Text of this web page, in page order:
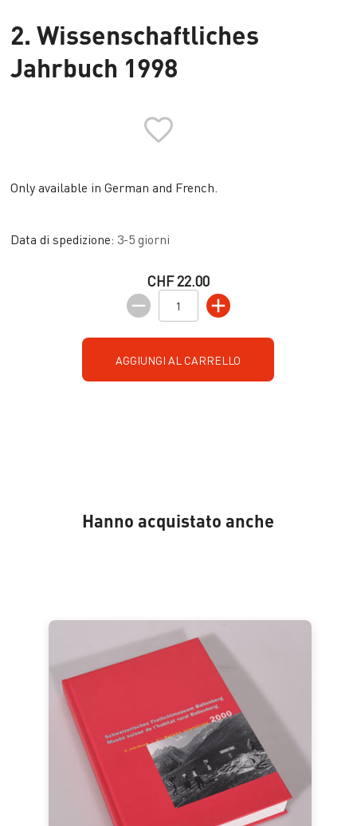
2. Wissenschaftliches
Jahrbuch 1998
Only available in German and French.
Data di spedizione: 3-5 giorni
CHF 22.00
AGGIUNGI AL CARRELLO
Hanno acquistato anche